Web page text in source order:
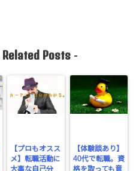
Related Posts-
【プロもオスス
メ】転職活動に
大事な自己分
【体験談あり】
40代で転職。資
格を取っても意